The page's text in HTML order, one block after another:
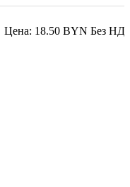
Цена: 18.50 BYN Без